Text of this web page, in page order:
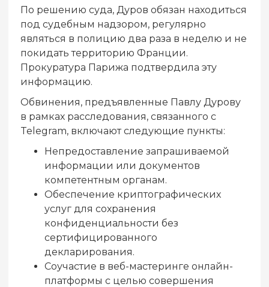
По решению суда, Дуров обязан находиться
под судебным надзором, регулярно
являться в полицию два раза в неделю и не
покидать территорию Франции.
Прокуратура Парижа подтвердила эту
информацию.
Обвинения, предъявленные Павлу Дурову
в рамках расследования, связанного с
Telegram, включают следующие пункты:
Непредоставление запрашиваемой
информации или документов
компетентным органам.
Обеспечение криптографических
услуг для сохранения
конфиденциальности без
сертифицированного
декларирования.
Соучастие в веб-мастеринге онлайн-
платформы с целью совершения